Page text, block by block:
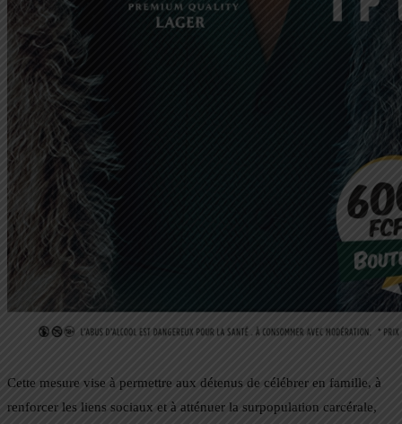
Cette mesure vise à permettre aux détenus de célébrer en famille, à
renforcer les liens sociaux et à atténuer la surpopulation carcérale,